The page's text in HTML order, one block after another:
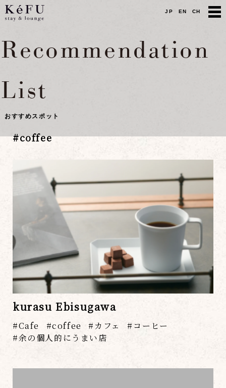
JP EN CH
Recommendation
List
おすすめスポット
#coffee
kurasu Ebisugawa
Cafe coffee カフェ
コーヒー
余の個人的にうまい店